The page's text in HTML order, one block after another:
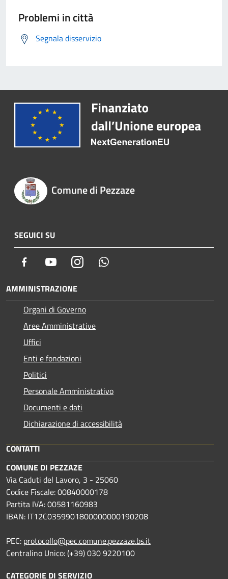
Problemi in città
Segnala disservizio
Comune di Pezzaze
SEGUICI SU
Facebook YoutubeInstagram
AMMINISTRAZIONE
Organi di Governo
Aree Amministrative
Uffici
Enti e fondazioni
Politici
Personale Amministrativo
Documenti e dati
Dichiarazione di accessibilità
CONTATTI
COMUNE DI PEZZAZE
Via Caduti del Lavoro, 3 - 25060
Codice Fiscale: 00840000178
Partita IVA: 00581160983
IBAN: IT12C0359901800000000190208
PEC: protocollo@pec.comune.pezzaze.bs.it
Centralino Unico: (+39) 030 9220100
CATEGORIE DI SERVIZIO